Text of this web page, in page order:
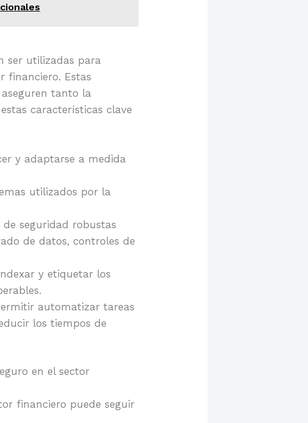
ser utilizadas para
financiero. Estas
tanto la
características clave
y adaptarse a medida
utilizados por la
seguridad robustas
de datos, controles de
y etiquetar los
automatizar tareas
los tiempos de
en el sector
financiero puede seguir